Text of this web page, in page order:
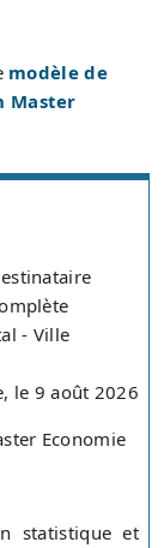
modèle de
Master
- Ville
le 9 août 2026
Economie
statistique et